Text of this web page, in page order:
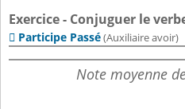
Exercice - Conjuguer le
 Participe Passé(Auxiliaire avoir)
Note moyenne